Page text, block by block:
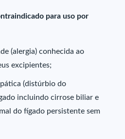
para uso por
(alergia) conhecida ao
excipientes;
(distúrbio do
incluindo cirrose biliar e
do fígado persistente sem